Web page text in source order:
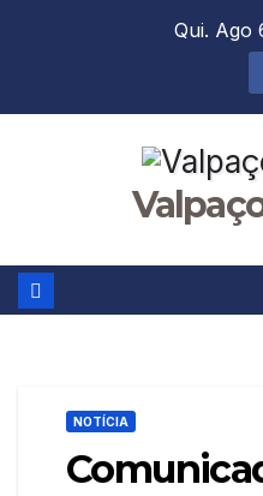
Qui. Ago
NOTÍCIA